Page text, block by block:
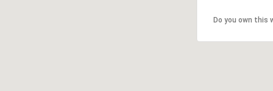
Do you own this